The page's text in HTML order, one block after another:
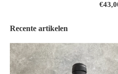
Recente artikelen